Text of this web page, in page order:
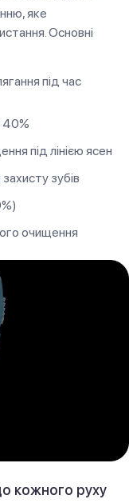
яке
Основні
під час
40%
під лінією ясен
зубів
очищення
кожного руху